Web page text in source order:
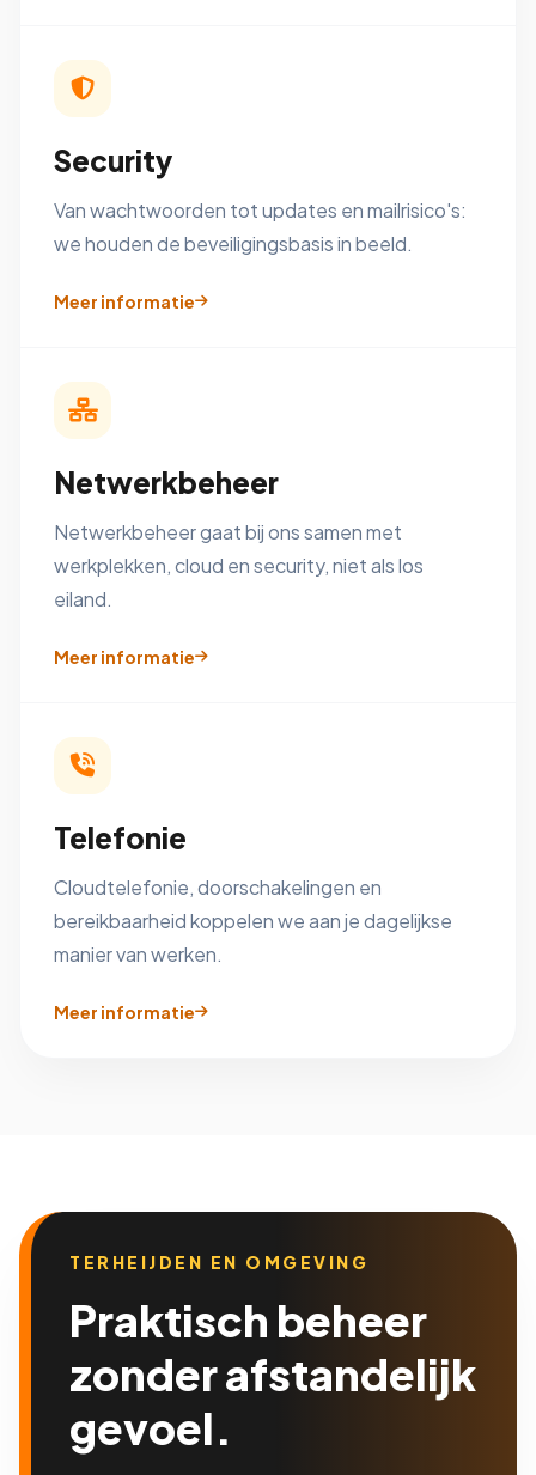
Security
Van wachtwoorden tot updates en mailrisico's:
we houden de beveiligingsbasis in beeld.
Meer informatie
Netwerkbeheer
Netwerkbeheer gaat bij ons samen met
werkplekken, cloud en security, niet als los
eiland.
Meer informatie
Telefonie
Cloudtelefonie, doorschakelingen en
bereikbaarheid koppelen we aan je dagelijkse
manier van werken.
Meer informatie
TERHEIJDEN EN OMGEVING
Praktisch beheer
zonder afstandelijk
gevoel.